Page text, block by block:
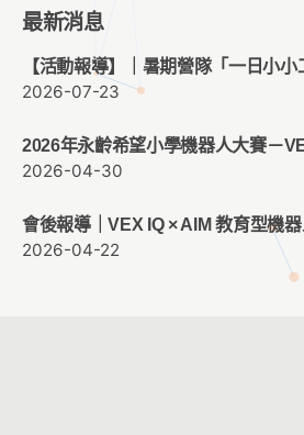
最新消息
【活動報導】｜暑期營隊「一日小小
2026-07-23
2026年永齡希望小學機器人大賽－
2026-04-30
會後報導｜VEX IQ × AIM 教育型機
2026-04-22